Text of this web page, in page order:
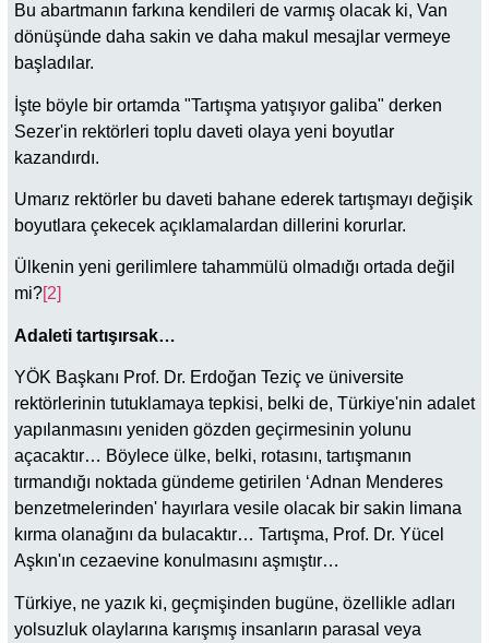
Bu abartmanın farkına kendileri de varmış olacak ki, Van
dönüşünde daha sakin ve daha makul mesajlar vermeye
başladılar.
İşte böyle bir ortamda "Tartışma yatışıyor galiba" derken
Sezer'in rektörleri toplu daveti olaya yeni boyutlar
kazandırdı.
Umarız rektörler bu daveti bahane ederek tartışmayı değişik
boyutlara çekecek açıklamalardan dillerini korurlar.
Ülkenin yeni gerilimlere tahammülü olmadığı ortada değil
mi?[2]
Adaleti tartışırsak…
YÖK Başkanı Prof. Dr. Erdoğan Teziç ve üniversite
rektörlerinin tutuklamaya tepkisi, belki de, Türkiye'nin adalet
yapılanmasını yeniden gözden geçirmesinin yolunu
açacaktır… Böylece ülke, belki, rotasını, tartışmanın
tırmandığı noktada gündeme getirilen ‘Adnan Menderes
benzetmelerinden' hayırlara vesile olacak bir sakin limana
kırma olanağını da bulacaktır… Tartışma, Prof. Dr. Yücel
Aşkın'ın cezaevine konulmasını aşmıştır…
Türkiye, ne yazık ki, geçmişinden bugüne, özellikle adları
yolsuzluk olaylarına karışmış insanların parasal veya